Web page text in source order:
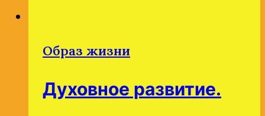
Образ жизни
Духовное развитие.